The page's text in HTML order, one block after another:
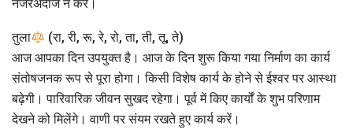
नजरअंदाज न करें।
तुला
(रा, री, रू, रे, रो, ता, ती, तू, ते)
आज आपका दिन उपयुक्त है। आज के दिन शुरू किया गया निर्माण का कार्य
संतोषजनक रूप से पूरा होगा। किसी विशेष कार्य के होने से ईश्वर पर आस्था
बढ़ेगी। पारिवारिक जीवन सुखद रहेगा। पूर्व में किए कार्यों के शुभ परिणाम
देखने को मिलेंगे। वाणी पर संयम रखते हुए कार्य करें।